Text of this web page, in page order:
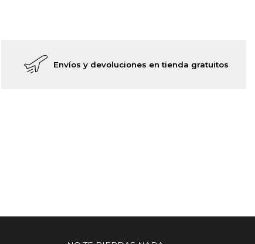
Envíos y devoluciones en tienda gratuitos